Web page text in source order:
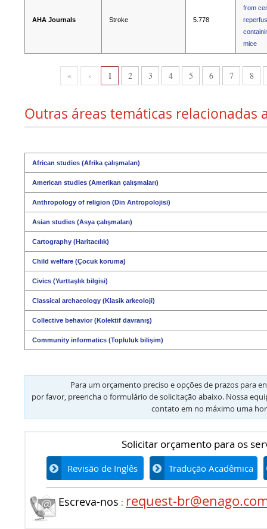
AHA Journals Stroke 5.778
from
mice
« ‹ 1 2 3 4 5 6 7 8
Outras áreas temáticas relacionadas
African studies (Afrika çalışmaları)
American studies (Amerikan çalışmaları)
Anthropology of religion (Din Antropolojisi)
Asian studies (Asya çalışmaları)
Cartography (Haritacılık)
Child welfare (Çocuk koruma)
Civics (Yurttaşlık bilgisi)
Classical archaeology (Klasik arkeoloji)
Collective behavior (Kolektif davranış)
Community informatics (Topluluk bilişim)
Para um orçamento preciso e opções de prazos para
por favor, preencha o formulário de solicitação abaixo. Nossa
contato em no máximo uma
Solicitar orçamento para os
Revisão de Inglês Tradução Acadêmica
Escreva-nos : request-